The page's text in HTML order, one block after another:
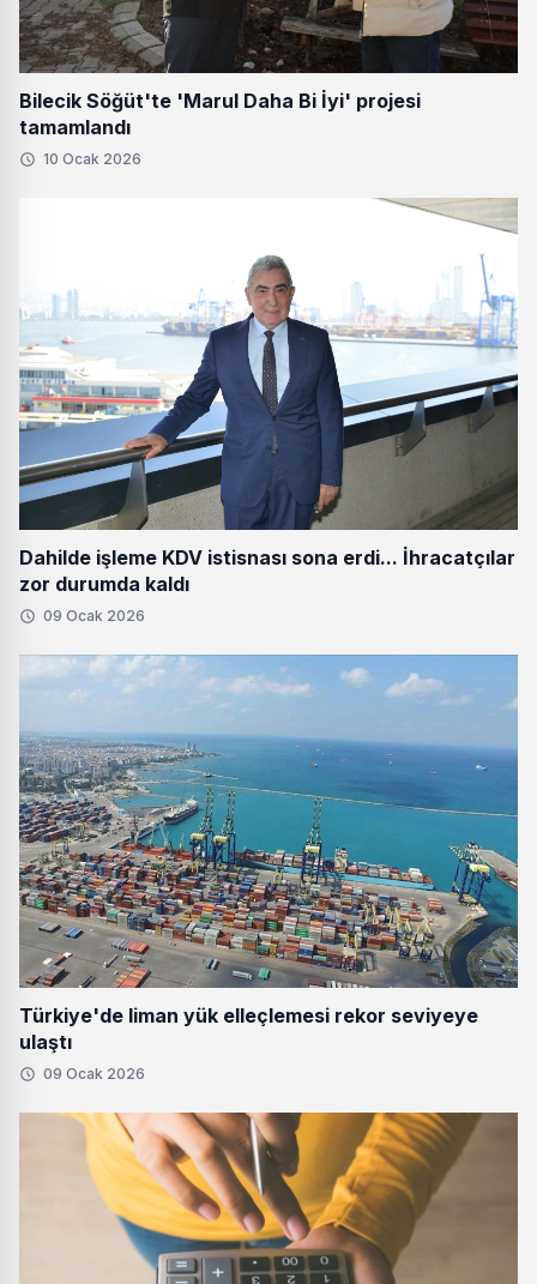
Bilecik Söğüt'te 'Marul Daha Bi İyi' projesi
tamamlandı
10 Ocak 2026
Dahilde işleme KDV istisnası sona erdi... İhracatçılar
zor durumda kaldı
09 Ocak 2026
Türkiye'de liman yük elleçlemesi rekor seviyeye
ulaştı
09 Ocak 2026